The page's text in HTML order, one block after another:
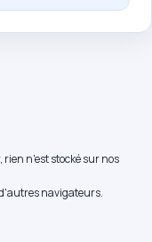
n'est stocké sur nos
navigateurs.